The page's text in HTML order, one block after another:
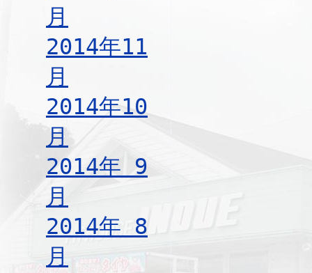
月
2014年11
月
2014年10
月
2014年 9
月
2014年 8
月